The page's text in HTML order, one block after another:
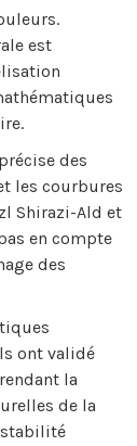
est
des
les courbures
Shirazi-Ald et
en compte
des
ont validé
la
de la